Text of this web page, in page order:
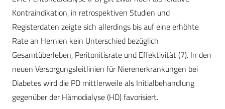
Kontraindikation, in retrospektiven Studien und
Registerdaten zeigte sich allerdings bis auf eine erhöhte
Rate an Hernien kein Unterschied bezüglich
Gesamtüberleben, Peritonitisrate und Effektivität (7). In den
neuen Versorgungsleitlinien für Nierenerkrankungen bei
Diabetes wird die PD mittlerweile als Initialbehandlung
gegenüber der Hämodialyse (HD) favorisiert.